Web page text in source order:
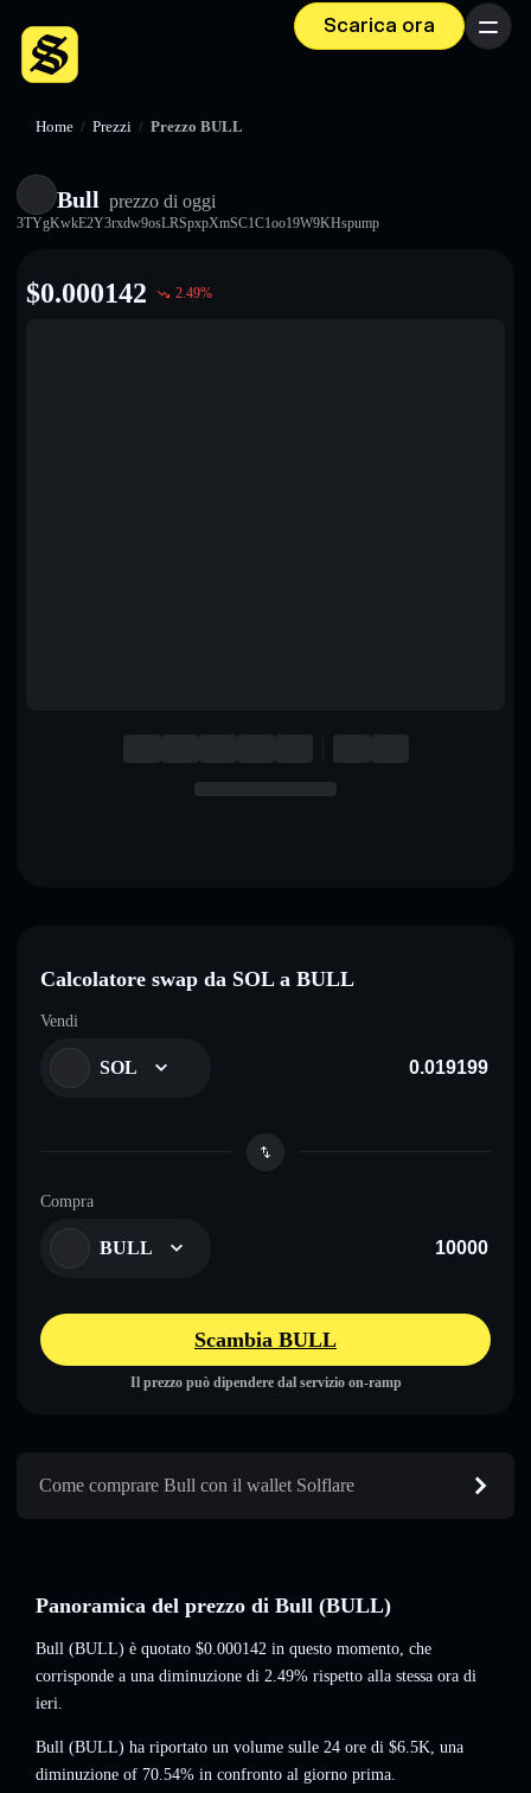
Scarica ora Menu
Home / Prezzi / Prezzo BULL
Bull prezzo di oggi
3TYgKwkE2Y3rxdw9osLRSpxpXmSC1C1oo19W9KHspump
$0.000142 2.49%
Calcolatore swap da SOL a BULL
Vendi
SOL
Compra
BULL
Scambia BULL
Il prezzo può dipendere dal servizio on-ramp
Come comprare Bull con il wallet Solflare
Panoramica del prezzo di Bull (BULL)
Bull (BULL) è quotato $0.000142 in questo momento, che
corrisponde a una diminuzione di 2.49% rispetto alla stessa ora di
ieri.
Bull (BULL) ha riportato un volume sulle 24 ore di $6.5K, una
diminuzione of 70.54% in confronto al giorno prima.